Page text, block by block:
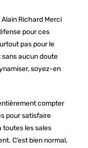
Richard Merci
pour ces
pas pour le
aucun doute
soyez-en
compter
pour satisfaire
toutes les sales
C’est bien normal,